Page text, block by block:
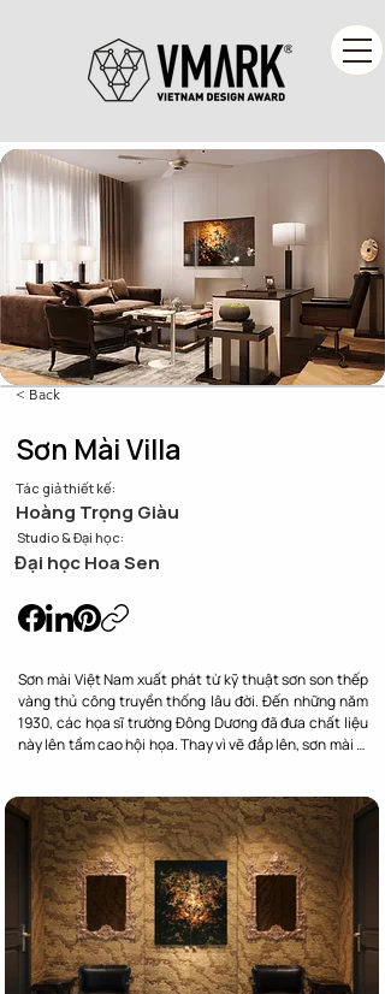
< Back
Sơn Mài Villa
Tác giả thiết kế:
Hoàng Trọng Giàu
Studio & Đại học:
Đại học Hoa Sen
Sơn mài Việt Nam xuất phát từ kỹ thuật sơn son thếp
vàng thủ công truyền thống lâu đời. Đến những năm
1930, các họa sĩ trường Đông Dương đã đưa chất liệu
này lên tầm cao hội họa. Thay vì vẽ đắp lên, sơn mài là
trong nước để chất liệu lộ diện, tạo nên chiều sâu hun
hút độc bản cho mỗi tác phẩm khi được tạo ra.